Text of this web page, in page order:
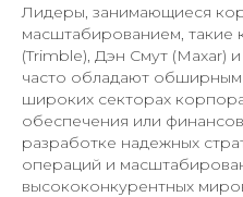
Лидеры, занимающиеся
масштабированием, такие
(Trimble), Дэн Смут
часто обладают
широких секторах
обеспечения или
разработке надежных
операций и
высококонкурентных